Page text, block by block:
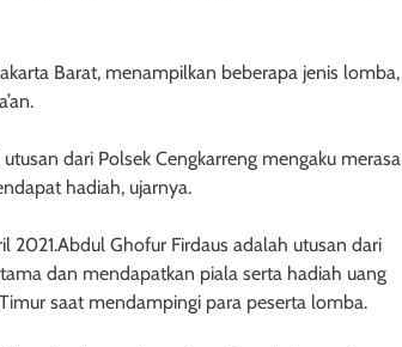
Barat, menampilkan beberapa jenis lomba,
dari Polsek Cengkarreng mengaku merasa
hadiah, ujarnya.
2021.Abdul Ghofur Firdaus adalah utusan dari
dan mendapatkan piala serta hadiah uang
saat mendampingi para peserta lomba.